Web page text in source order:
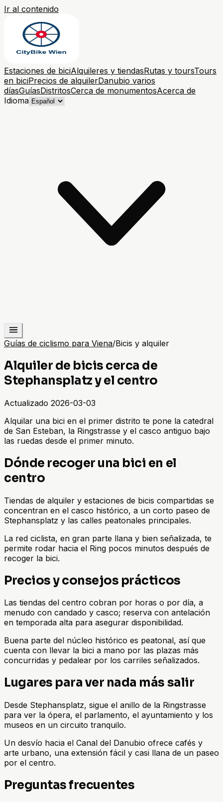
Ir al contenido
Estaciones de biciAlquileres y tiendasRutas y toursTours
en biciPrecios de alquilerDanubio varios
díasGuíasDistritosCerca de monumentosAcerca de
Idioma
Guías de ciclismo para Viena/Bicis y alquiler
Alquiler de bicis cerca de
Stephansplatz y el centro
Actualizado 2026-03-03
Alquilar una bici en el primer distrito te pone la catedral
de San Esteban, la Ringstrasse y el casco antiguo bajo
las ruedas desde el primer minuto.
Dónde recoger una bici en el
centro
Tiendas de alquiler y estaciones de bicis compartidas se
concentran en el casco histórico, a un corto paseo de
Stephansplatz y las calles peatonales principales.
La red ciclista, en gran parte llana y bien señalizada, te
permite rodar hacia el Ring pocos minutos después de
recoger la bici.
Precios y consejos prácticos
Las tiendas del centro cobran por horas o por día, a
menudo con candado y casco; reserva con antelación
en temporada alta para asegurar disponibilidad.
Buena parte del núcleo histórico es peatonal, así que
cuenta con llevar la bici a mano por las plazas más
concurridas y pedalear por los carriles señalizados.
Lugares para ver nada más salir
Desde Stephansplatz, sigue el anillo de la Ringstrasse
para ver la ópera, el parlamento, el ayuntamiento y los
museos en un circuito tranquilo.
Un desvío hacia el Canal del Danubio ofrece cafés y
arte urbano, una extensión fácil y casi llana de un paseo
por el centro.
Preguntas frecuentes